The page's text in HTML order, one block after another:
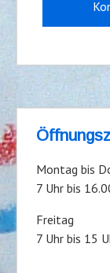
Montag bis
7 Uhr bis
Freitag
7 Uhr bis 15